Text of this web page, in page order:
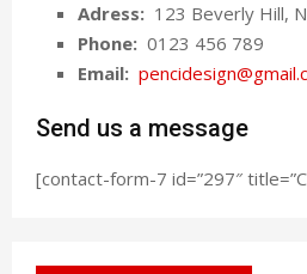
Adress: 123 Beverly Hill,
Phone: 0123 456 789
Email:
Send us a message
[contact-form-7 id=”297″